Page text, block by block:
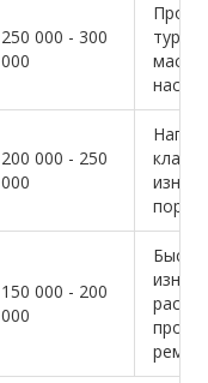
250 000 - 300
000
насос
200 000 - 250
000
Нагар
износ
150 000 - 200
000
износ